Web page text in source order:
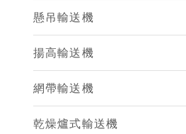
懸吊輸送機
揚高輸送機
網帶輸送機
乾燥爐式輸送機